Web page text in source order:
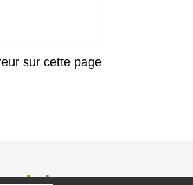
sur cette page